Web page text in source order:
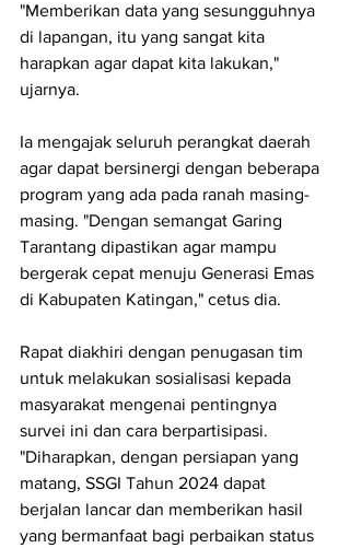
"Memberikan data yang sesungguhnya
di lapangan, itu yang sangat kita
harapkan agar dapat kita lakukan,"
ujarnya.
Ia mengajak seluruh perangkat daerah
agar dapat bersinergi dengan beberapa
program yang ada pada ranah masing-
masing. "Dengan semangat Garing
Tarantang dipastikan agar mampu
bergerak cepat menuju Generasi Emas
di Kabupaten Katingan," cetus dia.
Rapat diakhiri dengan penugasan tim
untuk melakukan sosialisasi kepada
masyarakat mengenai pentingnya
survei ini dan cara berpartisipasi.
"Diharapkan, dengan persiapan yang
matang, SSGI Tahun 2024 dapat
berjalan lancar dan memberikan hasil
yang bermanfaat bagi perbaikan status